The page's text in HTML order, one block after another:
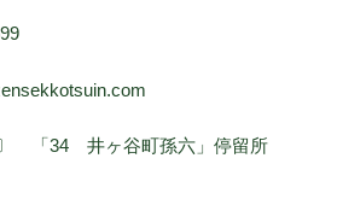
〕 「34 井ヶ谷町孫六」停留所